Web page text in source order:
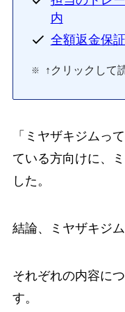
内
全額返金保
↑クリックして
「ミヤザキジムっ
ている方向けに、
した。
結論、ミヤザキジ
それぞれの内容に
す。